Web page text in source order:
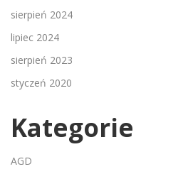
sierpień 2024
lipiec 2024
sierpień 2023
styczeń 2020
Kategorie
AGD